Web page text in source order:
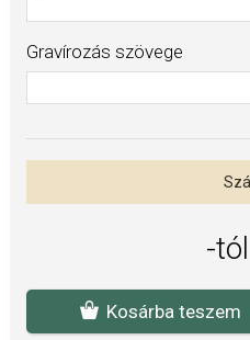
Gravírozás szövege
-
Kosárba teszem